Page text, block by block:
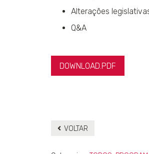
Alterações
Q&A
DOWNLOAD.PDF
VOLTAR